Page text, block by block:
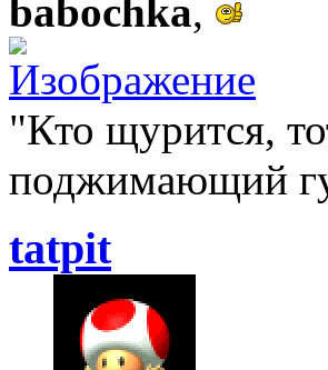
babochka,
"Кто щурится,
поджимающий
tatpit